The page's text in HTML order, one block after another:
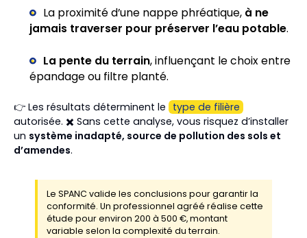
La proximité d’une nappe phréatique, à ne
jamais traverser pour préserver l’eau potable.
La pente du terrain, influençant le choix entre
épandage ou filtre planté.
👉 Les résultats déterminent le type de filière
autorisée. ✖️ Sans cette analyse, vous risquez d’installer
un système inadapté, source de pollution des sols et
d’amendes.
Le SPANC valide les conclusions pour garantir la
conformité. Un professionnel agréé réalise cette
étude pour environ 200 à 500 €, montant
variable selon la complexité du terrain.